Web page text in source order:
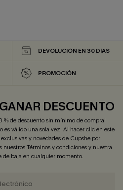
DEVOLUCIÓN EN 30 DÍAS
PROMOCIÓN
DESCUENTO
% de descuento sin mínimo de compra!
es válido una sola vez. Al hacer clic en este
y novedades de Cupshe por
nuestrosTérminos y condicionesy nuestra
de baja en cualquier momento.